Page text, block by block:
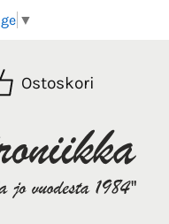
▼
Ostoskori